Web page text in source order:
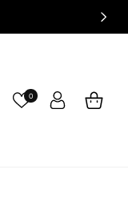
0
グ
イ
ー